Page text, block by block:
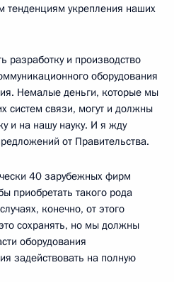
тенденциям укрепления наших
разработку и производство
оборудования
Немалые деньги, которые мы
систем связи, могут и должны
и на нашу науку. И я жду
от Правительства.
40 зарубежных фирм
приобретать такого рода
конечно, от этого
сохранять, но мы должны
оборудования
задействовать на полную